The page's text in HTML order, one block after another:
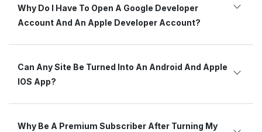
Why Do I Have To Open A Google Developer
Account And An Apple Developer Account?
Can Any Site Be Turned Into An Android And Apple
IOS App?
Why Be A Premium Subscriber After Turning My